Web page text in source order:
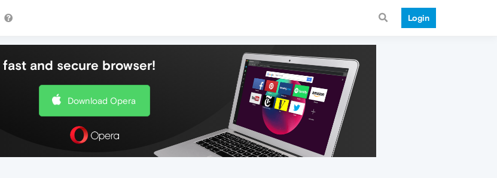
Login
and secure browser!
Download Opera